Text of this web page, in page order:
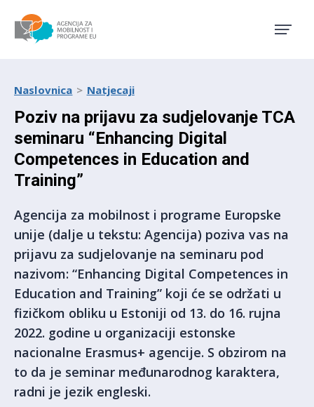
Naslovnica Natjecaji
Poziv na prijavu za sudjelovanje TCA
seminaru “Enhancing Digital
Competences in Education and
Training”
Agencija za mobilnost i programe Europske
unije (dalje u tekstu: Agencija) poziva vas na
prijavu za sudjelovanje na seminaru pod
nazivom: “Enhancing Digital Competences in
Education and Training” koji će se održati u
fizičkom obliku u Estoniji od 13. do 16. rujna
2022. godine u organizaciji estonske
nacionalne Erasmus+ agencije. S obzirom na
to da je seminar međunarodnog karaktera,
radni je jezik engleski.